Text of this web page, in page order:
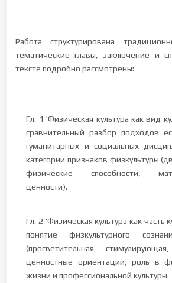
Работа структурирована
тематические главы, заключение и
тексте подробно рассмотрены:
Гл. 1 'Физическая культура как вид
сравнительный разбор подходов
гуманитарных и социальных
категории признаков физкультуры
физические способности,
ценности).
Гл. 2 'Физическая культура как часть
понятие физкультурного
(просветительная,
ценностные ориентации, роль в
жизни и профессиональной культуры.